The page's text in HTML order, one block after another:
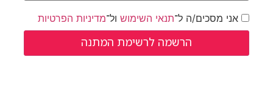
אני מסכים/ה ל־תנאי השימושול־מדיניות הפרטיות